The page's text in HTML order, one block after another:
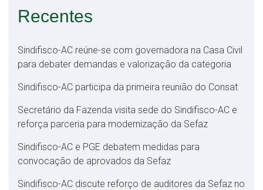
Recentes
Sindifisco-AC reúne-se com governadora na Casa Civil
para debater demandas e valorização da categoria
Sindifisco-AC participa da primeira reunião do Consat
Secretário da Fazenda visita sede do Sindifisco-AC e
reforça parceria para modernização da Sefaz
Sindifisco-AC e PGE debatem medidas para
convocação de aprovados da Sefaz
Sindifisco-AC discute reforço de auditores da Sefaz no